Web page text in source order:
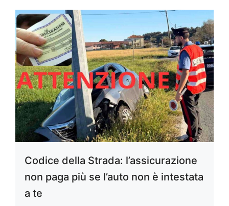
Codice della Strada: l’assicurazione
non paga più se l’auto non è intestata
a te